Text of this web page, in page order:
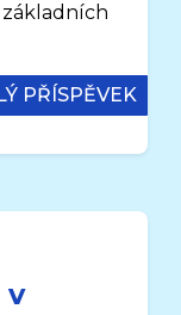
PŘÍSPĚVEK
v